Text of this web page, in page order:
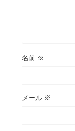
名前 ※
メール ※